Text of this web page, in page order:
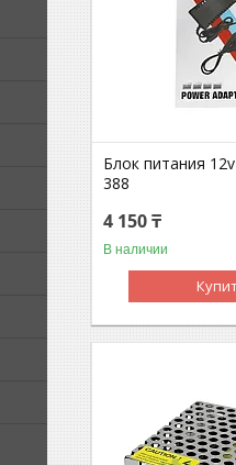
Блок питания
388
4 150 ₸
В наличии